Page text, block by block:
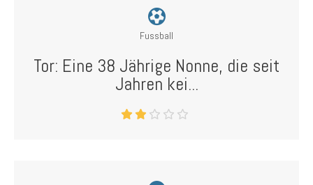
Fussball
Tor: Eine 38 Jährige Nonne, die seit
Jahren kei...